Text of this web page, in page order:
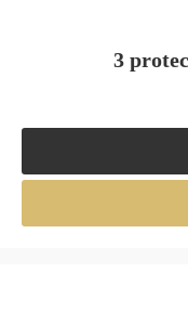
3